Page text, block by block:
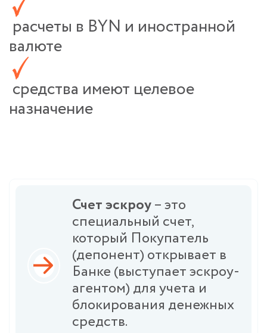
расчеты в BYN и иностранной
валюте
средства имеют целевое
назначение
Счет эскроу– это
специальный счет,
который Покупатель
(депонент) открывает в
Банке (выступает эскроу-
агентом) для учета и
блокирования денежных
средств.